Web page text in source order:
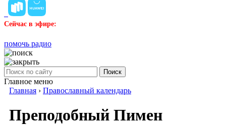
Сейчас в эфире:
помочь радио
Поиск
Главное меню
Главная › Православный календарь
Преподобный Пимен